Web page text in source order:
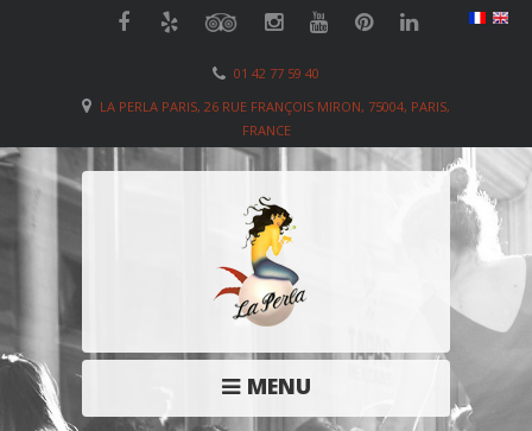
01 42 77 59 40
LA PERLA PARIS, 26 RUE FRANÇOIS MIRON, 75004, PARIS,
FRANCE
MENU